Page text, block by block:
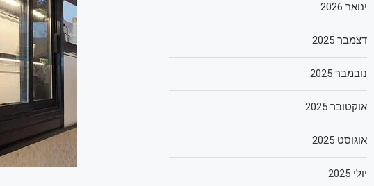
ינואר 2026
דצמבר 2025
נובמבר 2025
אוקטובר 2025
אוגוסט 2025
יולי 2025